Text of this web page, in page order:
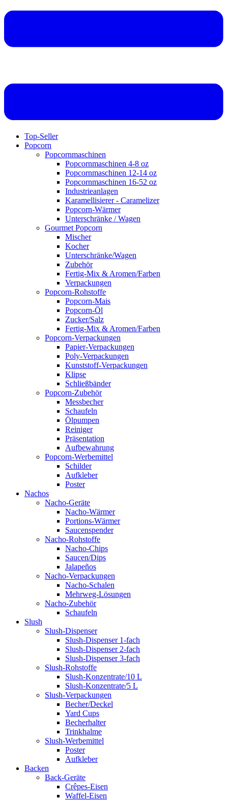
Top-Seller
Popcorn
Popcornmaschinen
Popcornmaschinen 4-8 oz
Popcornmaschinen 12-14 oz
Popcornmaschinen 16-52 oz
Industrieanlagen
Karamellisierer - Caramelizer
Popcorn-Wärmer
Unterschränke / Wagen
Gourmet Popcorn
Mischer
Kocher
Unterschränke/Wagen
Zubehör
Fertig-Mix & Aromen/Farben
Verpackungen
Popcorn-Rohstoffe
Popcorn-Mais
Popcorn-Öl
Zucker/Salz
Fertig-Mix & Aromen/Farben
Popcorn-Verpackungen
Papier-Verpackungen
Poly-Verpackungen
Kunststoff-Verpackungen
Klipse
Schließbänder
Popcorn-Zubehör
Messbecher
Schaufeln
Ölpumpen
Reiniger
Präsentation
Aufbewahrung
Popcorn-Werbemittel
Schilder
Aufkleber
Poster
Nachos
Nacho-Geräte
Nacho-Wärmer
Portions-Wärmer
Saucenspender
Nacho-Rohstoffe
Nacho-Chips
Saucen/Dips
Jalapeños
Nacho-Verpackungen
Nacho-Schalen
Mehrweg-Lösungen
Nacho-Zubehör
Schaufeln
Slush
Slush-Dispenser
Slush-Dispenser 1-fach
Slush-Dispenser 2-fach
Slush-Dispenser 3-fach
Slush-Rohstoffe
Slush-Konzentrate/10 L
Slush-Konzentrate/5 L
Slush-Verpackungen
Becher/Deckel
Yard Cups
Becherhalter
Trinkhalme
Slush-Werbemittel
Poster
Aufkleber
Backen
Back-Geräte
Crêpes-Eisen
Waffel-Eisen